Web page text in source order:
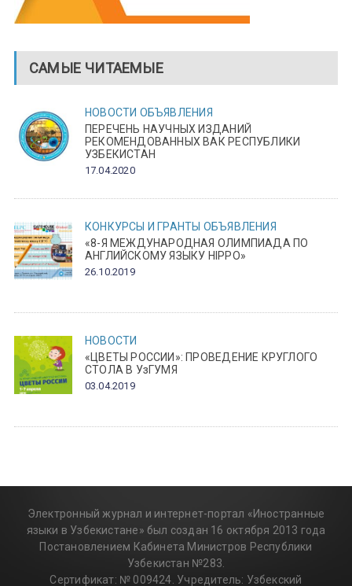
САМЫЕ ЧИТАЕМЫЕ
НОВОСТИ ОБЪЯВЛЕНИЯ
ПЕРЕЧЕНЬ НАУЧНЫХ ИЗДАНИЙ
РЕКОМЕНДОВАННЫХ ВАК РЕСПУБЛИКИ
УЗБЕКИСТАН
17.04.2020
КОНКУРСЫ И ГРАНТЫ ОБЪЯВЛЕНИЯ
«8-Я МЕЖДУНАРОДНАЯ ОЛИМПИАДА ПО
АНГЛИЙСКОМУ ЯЗЫКУ HIPPO»
26.10.2019
НОВОСТИ
«ЦВЕТЫ РОССИИ»: ПРОВЕДЕНИЕ КРУГЛОГО
СТОЛА В УзГУМЯ
03.04.2019
Электронный журнал и интернет-портал «Иностранные
языки в Узбекистане» был создан 16 октября 2013 года
Постановлением Кабинета Министров Республики
Узбекистан №283.
Сертификат: № 009424. Учредитель: Узбекский